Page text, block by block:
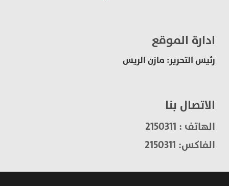
ادارة الموقع
رئيس التحرير: مازن الريس
الاتصال بنا
الهاتف : 2150311
الفاكس: 2150311